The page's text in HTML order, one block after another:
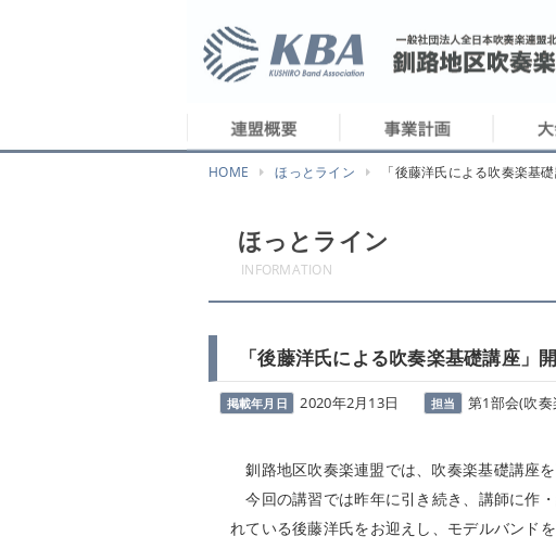
HOME ほっとライン 「後藤洋氏による吹奏楽基
ほっとライン
INFORMATION
「後藤洋氏による吹奏楽基礎講座」
掲載年月日 2020年2月13日 担当 第1部会(吹
釧路地区吹奏楽連盟では、吹奏楽基礎講座を
今回の講習では昨年に引き続き、講師に作
れている後藤洋氏をお迎えし、モデルバンド